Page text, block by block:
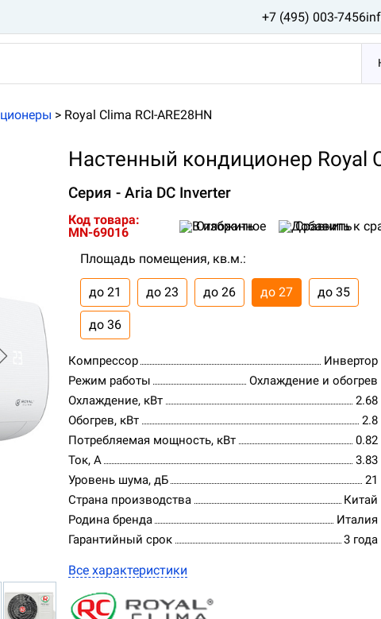
+7 (495) 003-7456
> Royal Clima RCI-ARE28HN
Настенный кондиционер Royal
Серия - Aria DC Inverter
Код товара:
MN-69016
Отложить Сравнить
Площадь помещения, кв.м.:
до 21 до 23 до 26 до 27 до 35
до 36
Компрессор
Инвертор
Режим работы
Охлаждение и обогрев
Охлаждение, кВт
2.68
Обогрев, кВт
2.8
Потребляемая мощность, кВт
0.82
Ток, А
3.83
Уровень шума, дБ
21
Страна производства
Китай
Родина бренда
Италия
Гарантийный срок
3 года
Все характеристики